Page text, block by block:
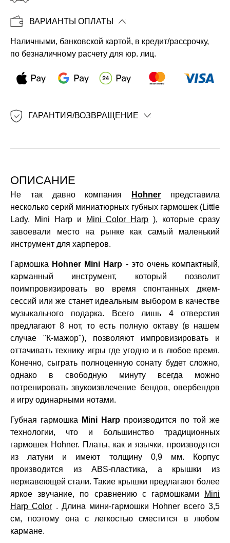
Копировать
ВАРИАНТЫ ОПЛАТЫ
Наличными, банковской картой, в кредит/рассрочку,
по безналичному расчету для юр. лиц.
ГАРАНТИЯ/ВОЗВРАЩЕНИЕ
ОПИСАНИЕ
Не так давно компания Hohner представила
несколько серий миниатюрных губных гармошек (Little
Lady, Mini Harp и
Mini Color Harp ), которые сразу
завоевали место на рынке как самый маленький
инструмент для харперов.
Гармошка Hohner Mini Harp - это очень компактный,
карманный инструмент, который позволит
поимпровизировать во время спонтанных джем-
сессий или же станет идеальным выбором в качестве
музыкального подарка. Всего лишь 4 отверстия
предлагают 8 нот, то есть полную октаву (в нашем
случае "К-мажор"), позволяют импровизировать и
оттачивать технику игры где угодно и в любое время.
Конечно, сыграть полноценную сонату будет сложно,
однако в свободную минуту всегда можно
потренировать звукоизвлечение бендов, овербендов
и игру одинарными нотами.
Губная гармошка Mini Harp производится по той же
технологии, что и большинство традиционных
гармошек Hohner. Платы, как и язычки, производятся
из латуни и имеют толщину 0,9 мм. Корпус
производится из ABS-пластика, а крышки из
нержавеющей стали. Такие крышки предлагают более
яркое звучание, по сравнению с гармошками
Mini
Harp Color . Длина мини-гармошки Hohner всего 3,5
см, поэтому она с легкостью сместится в любом
кармане.